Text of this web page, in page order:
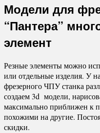
Модели для
“Пантера”
элемент
Резные элементы можно
или отдельные изделия. У
фрезерного ЧПУ станка
создаем 3d модели,
максимально приближен к
похожими на другие.
скидки.